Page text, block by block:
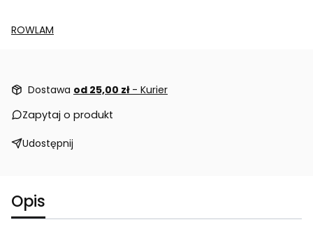
ROWLAM
Dostawa od 25,00 zł - Kurier
Zapytaj o produkt
Udostępnij
Opis